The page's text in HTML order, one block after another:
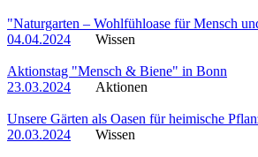
"Naturgarten – Wohlfühloase für Mensch
04.04.2024
Wissen
Aktionstag "Mensch & Biene" in Bonn
23.03.2024
Aktionen
Unsere Gärten als Oasen für heimische
20.03.2024
Wissen